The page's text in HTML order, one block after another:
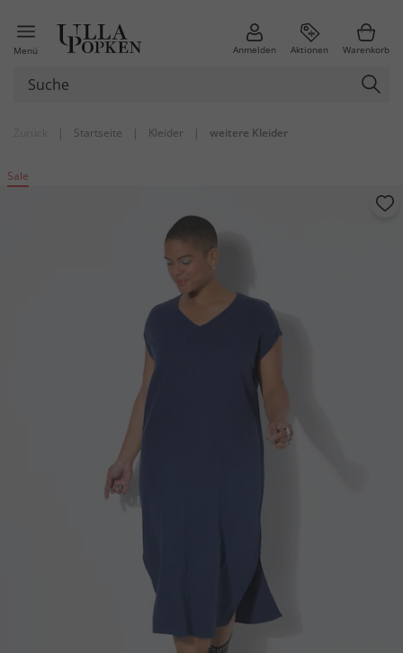
Menü Anmelden Aktionen Warenkorb
| Startseite | Kleider | weitere Kleider
Sale